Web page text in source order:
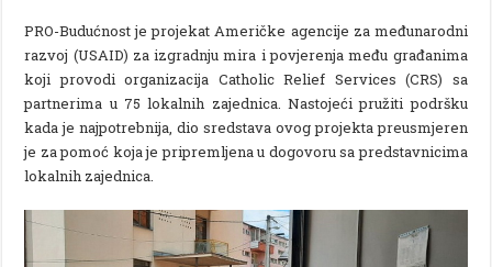
PRO-Budućnost je projekat Američke agencije za međunarodni
razvoj (USAID) za izgradnju mira i povjerenja među građanima
koji provodi organizacija Catholic Relief Services (CRS) sa
partnerima u 75 lokalnih zajednica. Nastojeći pružiti podršku
kada je najpotrebnija, dio sredstava ovog projekta preusmjeren
je za pomoć koja je pripremljena u dogovoru sa predstavnicima
lokalnih zajednica.